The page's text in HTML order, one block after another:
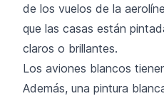
de los vuelos de la
que las casas están
claros o brillantes.
Los aviones blancos
Además, una pintura